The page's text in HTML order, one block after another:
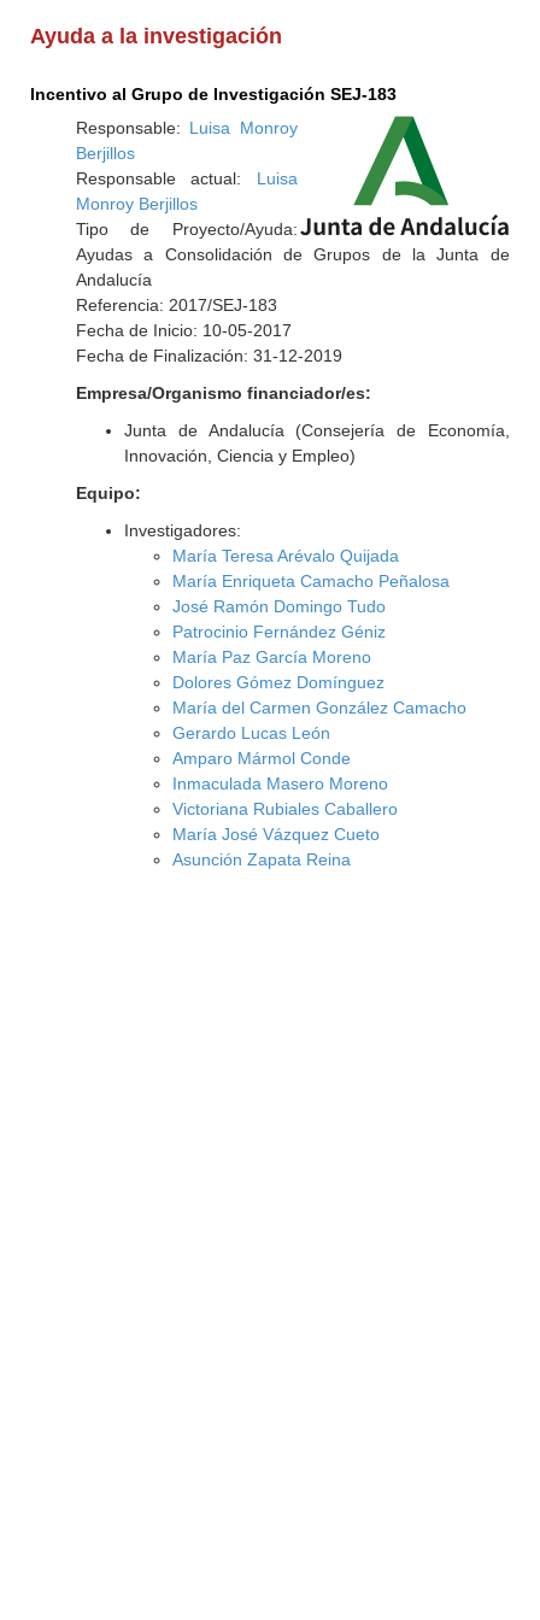
Ayuda a la investigación
Incentivo al Grupo de Investigación SEJ-183
Responsable: Luisa Monroy
Berjillos
Responsable actual: Luisa
Monroy Berjillos
Tipo de Proyecto/Ayuda:
Ayudas a Consolidación de Grupos de la Junta de
Andalucía
Referencia: 2017/SEJ-183
Fecha de Inicio: 10-05-2017
Fecha de Finalización: 31-12-2019
Empresa/Organismo financiador/es:
Junta de Andalucía (Consejería de Economía,
Innovación, Ciencia y Empleo)
Equipo:
Investigadores:
María Teresa Arévalo Quijada
María Enriqueta Camacho Peñalosa
José Ramón Domingo Tudo
Patrocinio Fernández Géniz
María Paz García Moreno
Dolores Gómez Domínguez
María del Carmen González Camacho
Gerardo Lucas León
Amparo Mármol Conde
Inmaculada Masero Moreno
Victoriana Rubiales Caballero
María José Vázquez Cueto
Asunción Zapata Reina